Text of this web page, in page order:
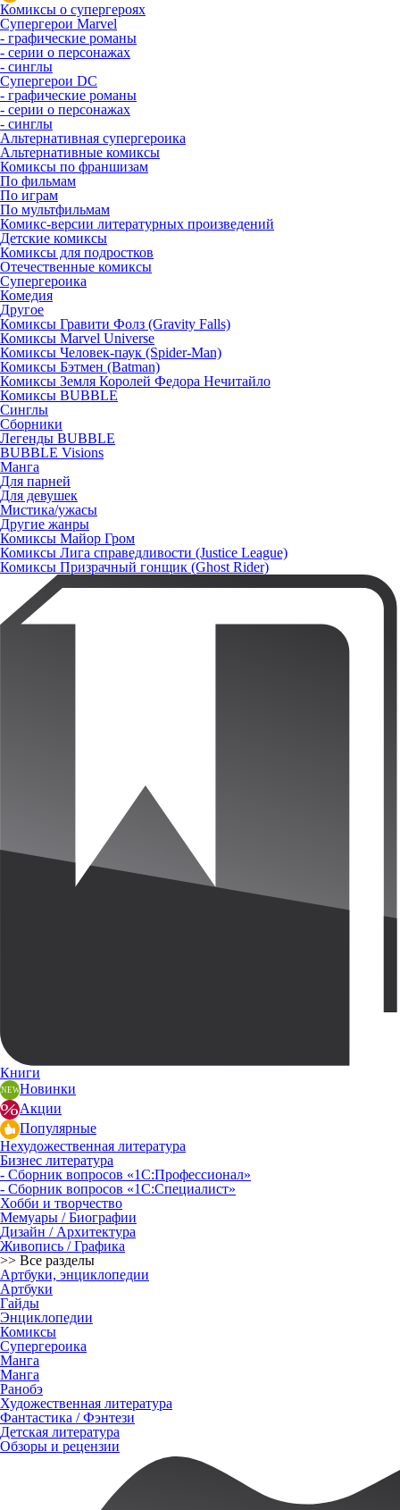
Комиксы о супергероях
Супергерои Marvel
- графические романы
- серии о персонажах
- синглы
Супергерои DC
- графические романы
- серии о персонажах
- синглы
Альтернативная супергероика
Альтернативные комиксы
Комиксы по франшизам
По фильмам
По играм
По мультфильмам
Комикс-версии литературных произведений
Детские комиксы
Комиксы для подростков
Отечественные комиксы
Супергероика
Комедия
Другое
Комиксы Гравити Фолз (Gravity Falls)
Комиксы Marvel Universe
Комиксы Человек-паук (Spider-Man)
Комиксы Бэтмен (Batman)
Комиксы Земля Королей Федора Нечитайло
Комиксы BUBBLE
Синглы
Сборники
Легенды BUBBLE
BUBBLE Visions
Манга
Для парней
Для девушек
Мистика/ужасы
Другие жанры
Комиксы Майор Гром
Комиксы Лига справедливости (Justice League)
Комиксы Призрачный гонщик (Ghost Rider)
Книги
Новинки
Акции
Популярные
Нехудожественная литература
Бизнес литература
- Сборник вопросов «1С:Профессионал»
- Сборник вопросов «1С:Специалист»
Хобби и творчество
Мемуары / Биографии
Дизайн / Архитектура
Живопись / Графика
>> Все разделы
Артбуки, энциклопедии
Артбуки
Гайды
Энциклопедии
Комиксы
Супергероика
Манга
Манга
Ранобэ
Художественная литература
Фантастика / Фэнтези
Детская литература
Обзоры и рецензии